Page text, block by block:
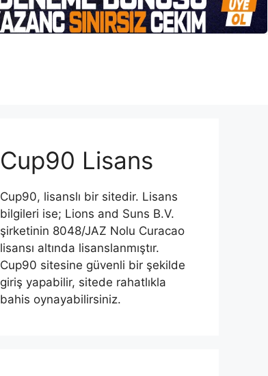
Cup90 Lisans
Cup90, lisanslı bir sitedir. Lisans
bilgileri ise; Lions and Suns B.V.
şirketinin 8048/JAZ Nolu Curacao
lisansı altında lisanslanmıştır.
Cup90 sitesine güvenli bir şekilde
giriş yapabilir, sitede rahatlıkla
bahis oynayabilirsiniz.